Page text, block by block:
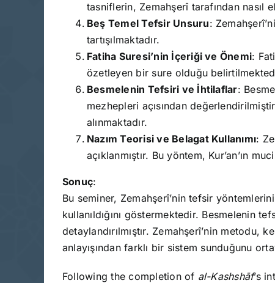
tasniflerin, Zemahşerî tarafından nasıl
Beş Temel Tefsir Unsuru:
tartışılmaktadır.
Fatiha Suresi’nin İçeriği ve Önemi:
özetleyen bir sure olduğu
Besmelenin Tefsiri ve İhtilaflar:
mezhepleri açısından
alınmaktadır.
Nazım Teorisi ve Belagat Kullanımı:
açıklanmıştır. Bu yöntem, Kur’an’ın
Sonuç:
Bu seminer, Zemahşerî’nin tefsir
kullanıldığını göstermektedir. Besmelenin
detaylandırılmıştır. Zemahşerî’nin metodu,
anlayışından farklı bir sistem sunduğunu
Following the completion of al-Kashshāf’s